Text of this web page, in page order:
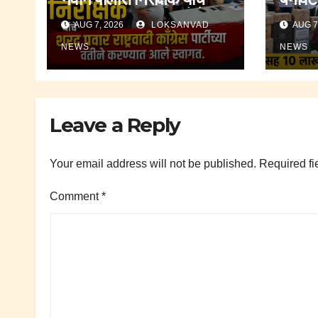
शरद पवार राष्ट्रवादी काँग्रेस
पार्टीच्या वतीने करण्यात आले
स्वागत.
AUG 7, 2026 LOKSANVAD
NEWS
राज्य
हजार
AUG
NEWS
Leave a Reply
Your email address will not be published. Required
Comment*